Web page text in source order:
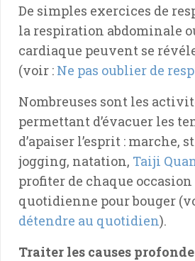
De simples exercices de
la respiration abdominale
cardiaque peuvent se
(voir : Ne pas oublier de
Nombreuses sont les
permettant d’évacuer les
d’apaiser l’esprit : marche,
jogging, natation, Taiji
profiter de chaque
quotidienne pour bouger
détendre au quotidien).
Traiter les causes